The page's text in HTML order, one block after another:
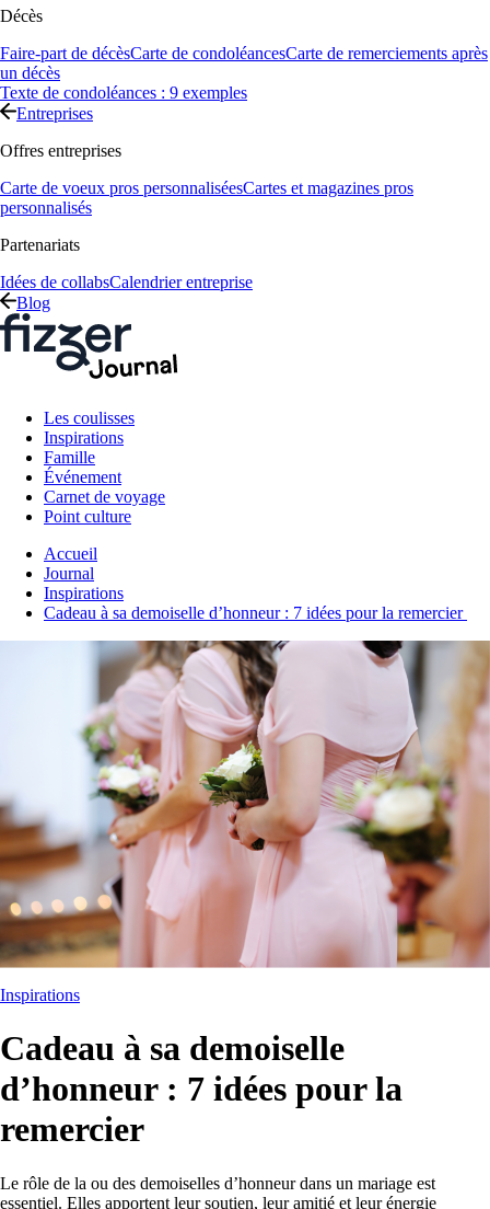
Décès
Faire-part de décèsCarte de condoléancesCarte de remerciements après
un décès
Texte de condoléances : 9 exemples
Entreprises
Offres entreprises
Carte de voeux pros personnaliséesCartes et magazines pros
personnalisés
Partenariats
Idées de collabsCalendrier entreprise
Blog
Les coulisses
Inspirations
Famille
Événement
Carnet de voyage
Point culture
Accueil
Journal
Inspirations
Cadeau à sa demoiselle d’honneur : 7 idées pour la remercier
Inspirations
Cadeau à sa demoiselle
d’honneur : 7 idées pour la
remercier
Le rôle de la ou des demoiselles d’honneur dans un mariage est
essentiel. Elles apportent leur soutien, leur amitié et leur énergie